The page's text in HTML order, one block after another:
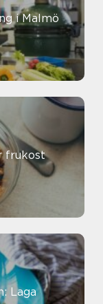
i Malmö
frukost
Laga